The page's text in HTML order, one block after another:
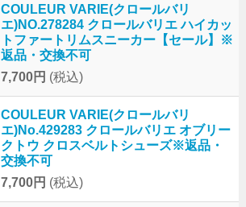
COULEUR VARIE(クロールバリ
エ)NO.278284 クロールバリエ ハイカッ
トファートリムスニーカー【セール】※
返品・交換不可
7,700円 (税込)
COULEUR VARIE(クロールバリ
エ)No.429283 クロールバリエ オブリー
クトウ クロスベルトシューズ※返品・
交換不可
7,700円 (税込)